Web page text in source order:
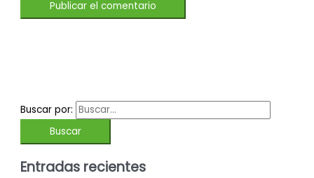
Buscar por:
Entradas recientes